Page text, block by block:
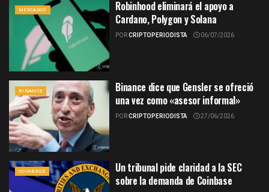
MERCADOS
Robinhood eliminará el apoyo a
Cardano, Polygon y Solana
PORCRIPTOPERIODISTA 06/07/2026
BINANCE
Binance dice que Gensler se ofreció
una vez como «asesor informal»
PORCRIPTOPERIODISTA 27/06/2026
COINBASE
Un tribunal pide claridad a la SEC
sobre la demanda de Coinbase